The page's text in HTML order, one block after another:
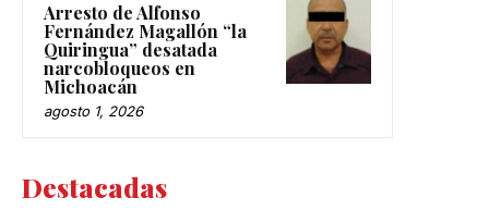
Arresto de Alfonso
Fernández Magallón “la
Quiringua” desatada
narcobloqueos en
Michoacán
agosto 1, 2026
Destacadas